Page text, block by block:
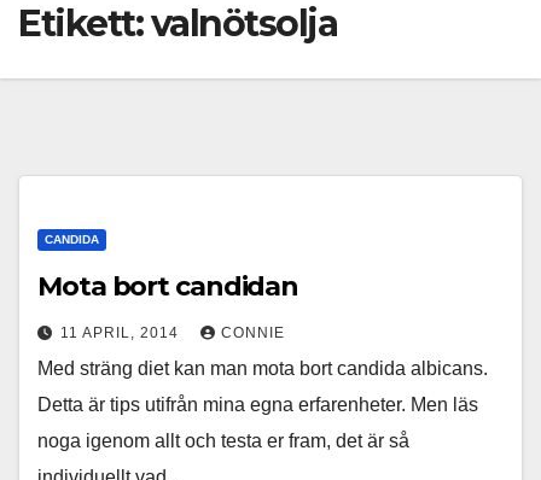
Etikett:valnötsolja
CANDIDA
Mota bort candidan
11 APRIL, 2014 CONNIE
Med sträng diet kan man mota bort candida albicans.
Detta är tips utifrån mina egna erfarenheter. Men läs
noga igenom allt och testa er fram, det är så